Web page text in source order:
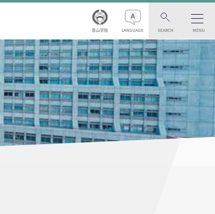
青山学院 LANGUAGE SEARCH MENU